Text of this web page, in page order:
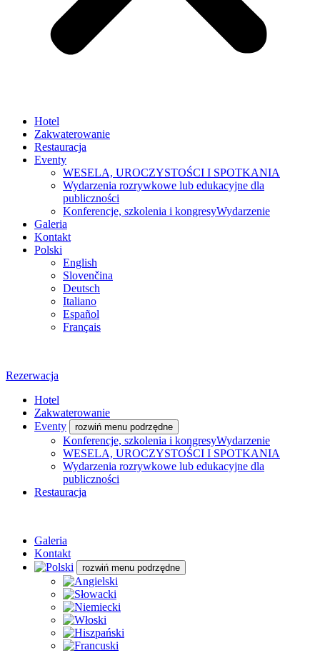
Hotel
Zakwaterowanie
Restauracja
Eventy
WESELA, UROCZYSTOŚCI I SPOTKANIA
Wydarzenia rozrywkowe lub edukacyjne dla
publiczności
Konferencje, szkolenia i kongresyWydarzenie
Galeria
Kontakt
Polski
English
Slovenčina
Deutsch
Italiano
Español
Français
Rezerwacja
Hotel
Zakwaterowanie
Eventy
rozwiń menu podrzędne
Konferencje, szkolenia i kongresyWydarzenie
WESELA, UROCZYSTOŚCI I SPOTKANIA
Wydarzenia rozrywkowe lub edukacyjne dla
publiczności
Restauracja
Galeria
Kontakt
rozwiń menu podrzędne